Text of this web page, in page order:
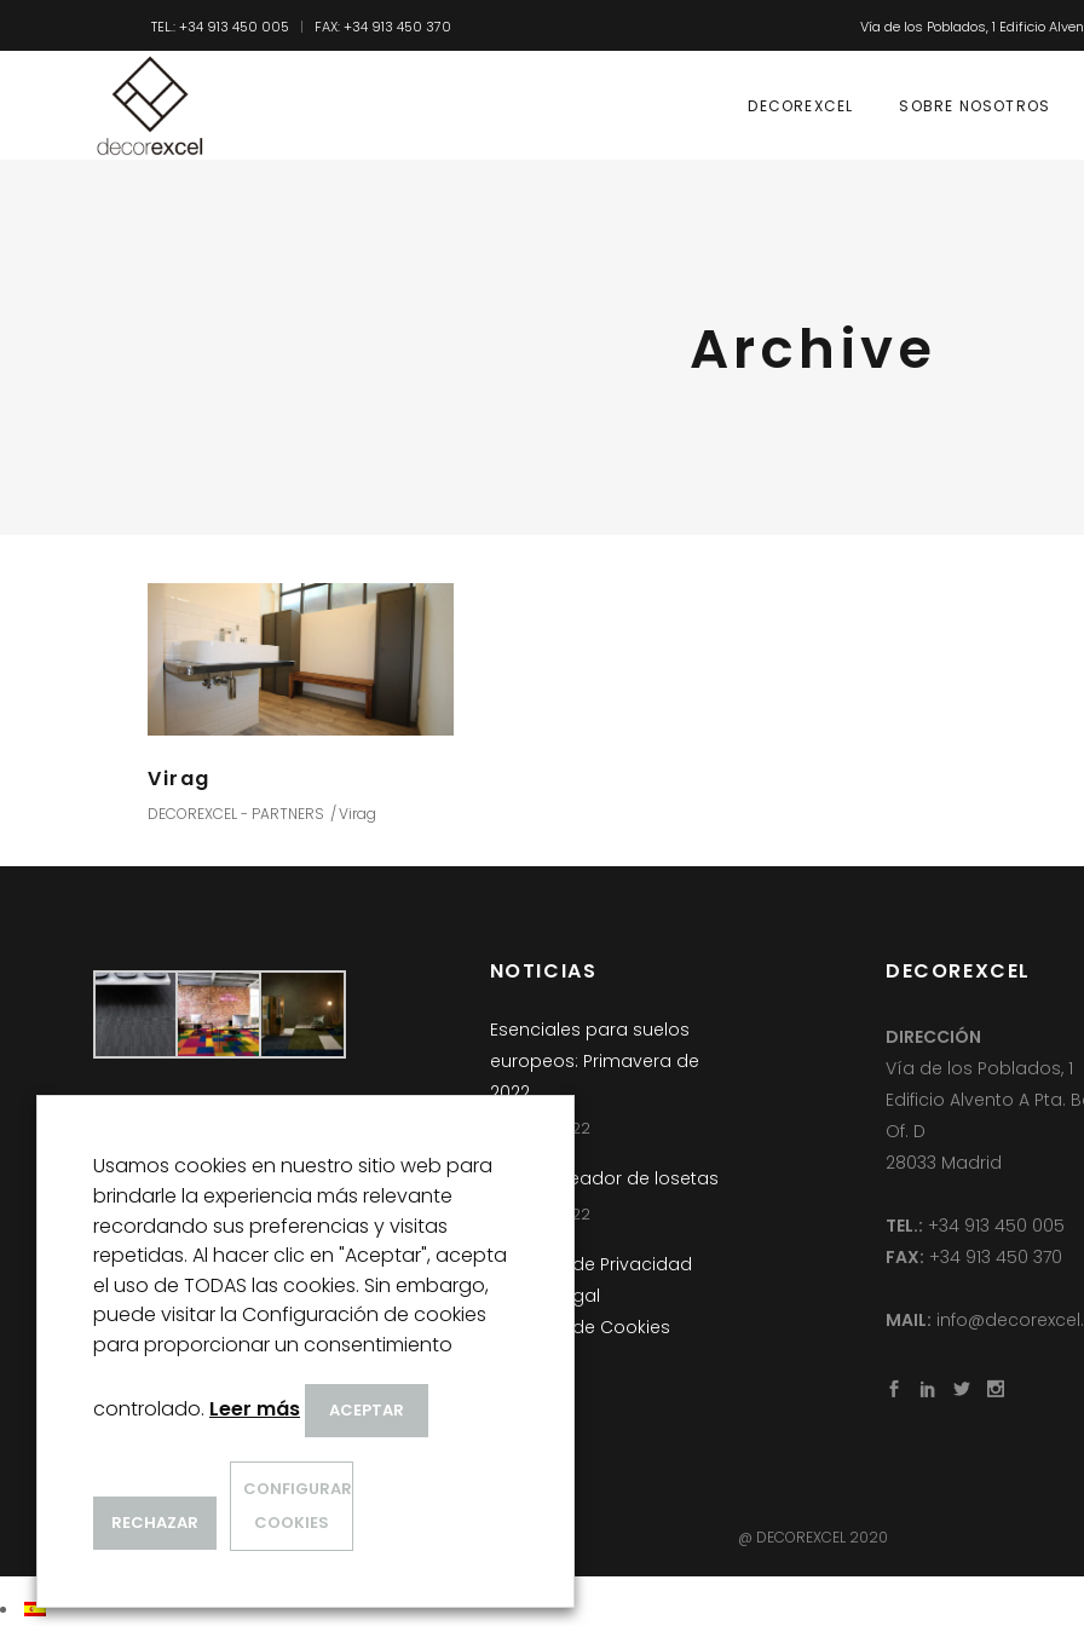
TEL.: +34 913 450 005 FAX: +34 913 450 370 Vía de los Poblados, 1 Edificio
DECOREXCEL SOBRE NOSOTROS
Archive
Virag
DECOREXCEL - PARTNERS Virag
NOTICIAS
Esenciales para suelos
europeos: Primavera de
2022
13 abril, 2022
Web – Creador de losetas
13 abril, 2022
- Política de Privacidad
- Aviso Legal
- Política de Cookies
DECOREXCEL
DIRECCIÓN
Vía de los Poblados, 1
Edificio Alvento A Pta.
Of. D
28033 Madrid
TEL.: +34 913 450 005
FAX: +34 913 450 370
MAIL:
@ DECOREXCEL 2020
Usamos cookies en nuestro sitio web para
brindarle la experiencia más relevante
recordando sus preferencias y visitas
repetidas. Al hacer clic en "Aceptar", acepta
el uso de TODAS las cookies. Sin embargo,
puede visitar la Configuración de cookies
para proporcionar un consentimiento
controlado. Leer más ACEPTAR
RECHAZAR
CONFIGURAR
COOKIES